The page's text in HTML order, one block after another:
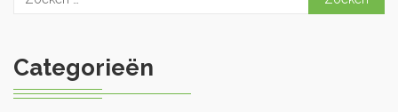
Categorieën